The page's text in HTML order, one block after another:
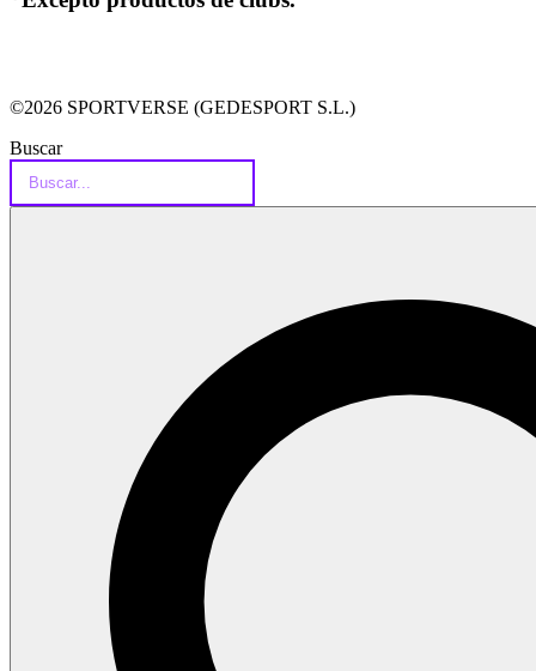
©2026 SPORTVERSE (GEDESPORT S.L.)
Buscar